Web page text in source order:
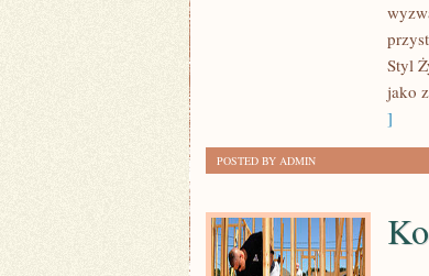
Styl
jako
]
POSTED BY ADMIN